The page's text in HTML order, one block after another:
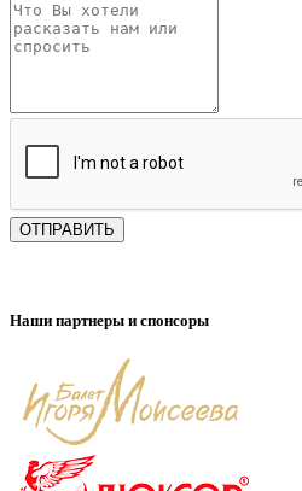
ОТПРАВИТЬ
Наши партнеры и спонсоры